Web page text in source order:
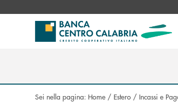
Sei nella pagina: Home / Estero / Incassi e